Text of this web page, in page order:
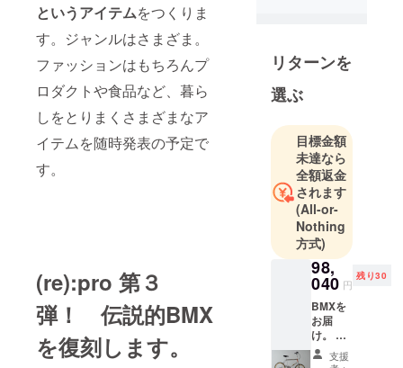
というアイテムをつくりま
す。ジャンルはさまざま。
ファッションはもちろんプ
ロダクトや食品など、暮ら
しをとりまくさまざまなア
イテムを随時発表の予定で
す。
(re):pro 第３
弾！ 伝説的BMX
を復刻します。
る私たちに
とっての
「（ちょっ
とマニアッ
クすぎるか
もしれない
けれど）実
はこういう
のあったら
絶対い
い！」とい
うさまざま
なジャンル
のアイテム
を皆さんの
リターンを
選ぶ
目標金額
未達なら
全額返金
されます
(All-or-
Nothing
方式)
98,
040 円
残り30
BMXを
お届
け。 先
着30名
様に限
支援